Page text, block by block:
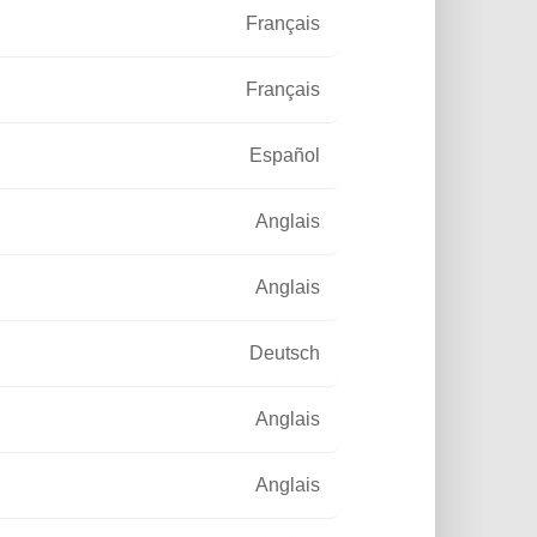
Français
Français
Español
Anglais
Anglais
Deutsch
Anglais
Anglais